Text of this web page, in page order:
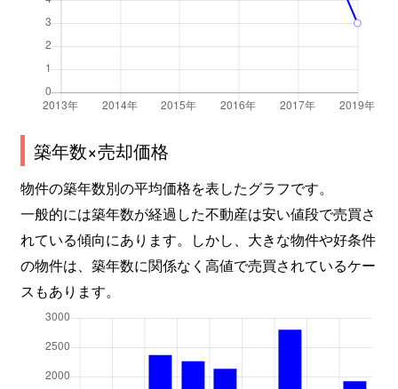
築年数×売却価格
物件の築年数別の平均価格を表したグラフです。
一般的には築年数が経過した不動産は安い値段で売買さ
れている傾向にあります。しかし、大きな物件や好条件
の物件は、築年数に関係なく高値で売買されているケー
スもあります。